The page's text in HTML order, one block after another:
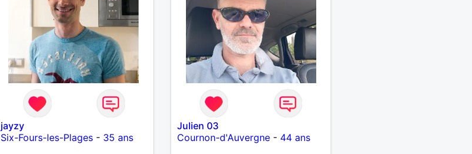
jayzy
Six-Fours-les-Plages- 35 ans
Julien 03
Cournon-d'Auvergne - 44 ans